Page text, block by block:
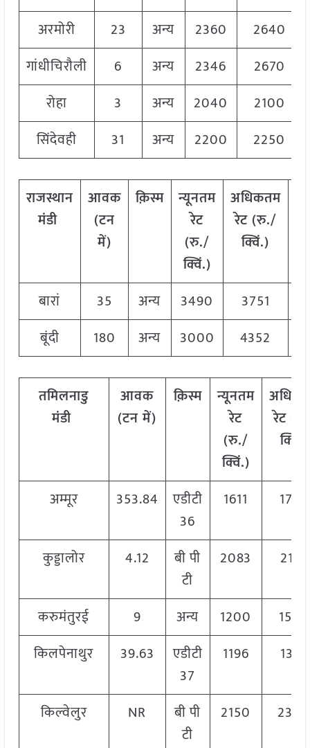
अरमोरी
23 अन्य 2360
2640
गांधीचिरौली
6 अन्य 2346 2670
रोहा
3 अन्य 2040 2100
सिंदेवही
31 अन्य 2200 2250
राजस्थान
मंडी
आवक
(टन
में)
क़िस्म
न्यूनतम
रेट
(रु./
क्विं.)
अधिकतम
रेट (रु./
क्विं.)
बारां
35 अन्य 3490 3751
बूंदी
180 अन्य 3000 4352
तमिलनाडु
मंडी
आवक
(टन में)
क़िस्म
न्यूनतम
रेट
(रु./
क्विं.)
रेट
क्विं.)
अम्मूर 353.84
एडीटी
36
1611 1780
कुड्डालोर 4.12
बी पी
टी
2083 2157
करुमंतुरई 9 अन्य 1200
1500
किलपेनाथुर
39.63
एडीटी
37
1196 1377
किल्वेलुर NR
बी पी
टी
2150